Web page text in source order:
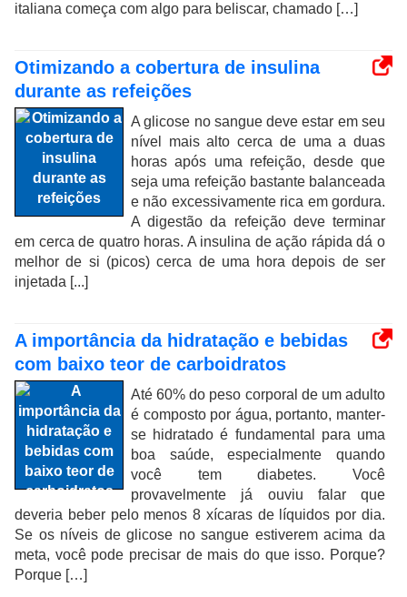
italiana começa com algo para beliscar, chamado […]
Otimizando a cobertura de insulina
durante as refeições
A glicose no sangue deve estar em seu
nível mais alto cerca de uma a duas
horas após uma refeição, desde que
seja uma refeição bastante balanceada
e não excessivamente rica em gordura.
A digestão da refeição deve terminar
em cerca de quatro horas. A insulina de ação rápida dá o
melhor de si (picos) cerca de uma hora depois de ser
injetada [...]
A importância da hidratação e bebidas
com baixo teor de carboidratos
Até 60% do peso corporal de um adulto
é composto por água, portanto, manter-
se hidratado é fundamental para uma
boa saúde, especialmente quando
você tem diabetes. Você
provavelmente já ouviu falar que
deveria beber pelo menos 8 xícaras de líquidos por dia.
Se os níveis de glicose no sangue estiverem acima da
meta, você pode precisar de mais do que isso. Porque?
Porque […]